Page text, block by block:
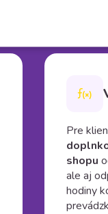
Pre
shopu
ale aj
hodiny